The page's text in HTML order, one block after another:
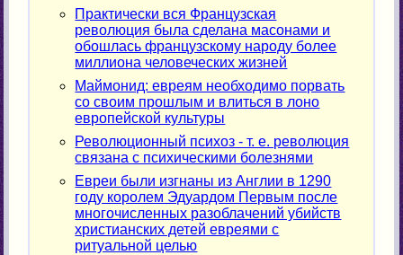
Практически вся Французская
революция была сделана масонами и
обошлась французскому народу более
миллиона человеческих жизней
Маймонид: евреям необходимо порвать
со своим прошлым и влиться в лоно
европейской культуры
Революционный психоз - т. е. революция
связана с психическими болезнями
Евреи были изгнаны из Англии в 1290
году королем Эдуардом Первым после
многочисленных разоблачений убийств
христианских детей евреями с
ритуальной целью